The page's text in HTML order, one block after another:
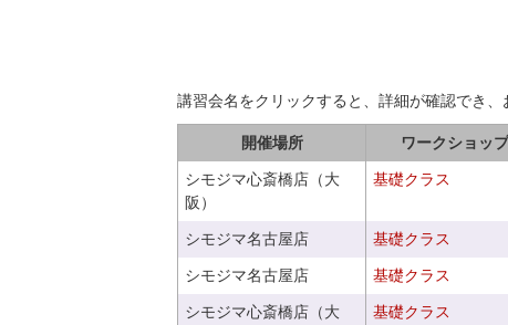
講習会名をクリックすると、詳細が確認でき、
開催場所 ワークショッ
シモジマ心斎橋店（大
阪）
基礎クラス
シモジマ名古屋店 基礎クラス
シモジマ名古屋店 基礎クラス
シモジマ心斎橋店（大
基礎クラス